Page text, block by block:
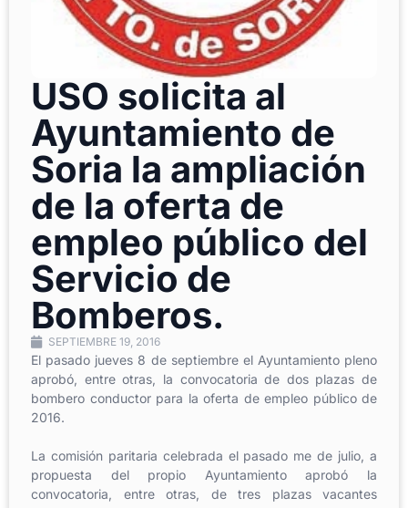
USO solicita al
Ayuntamiento de
Soria la ampliación
de la oferta de
empleo público del
Servicio de
Bomberos.
SEPTIEMBRE 19, 2016
El pasado jueves 8 de septiembre el Ayuntamiento pleno
aprobó, entre otras, la convocatoria de dos plazas de
bombero conductor para la oferta de empleo público de
2016.
La comisión paritaria celebrada el pasado me de julio, a
propuesta del propio Ayuntamiento aprobó la
convocatoria, entre otras, de tres plazas vacantes